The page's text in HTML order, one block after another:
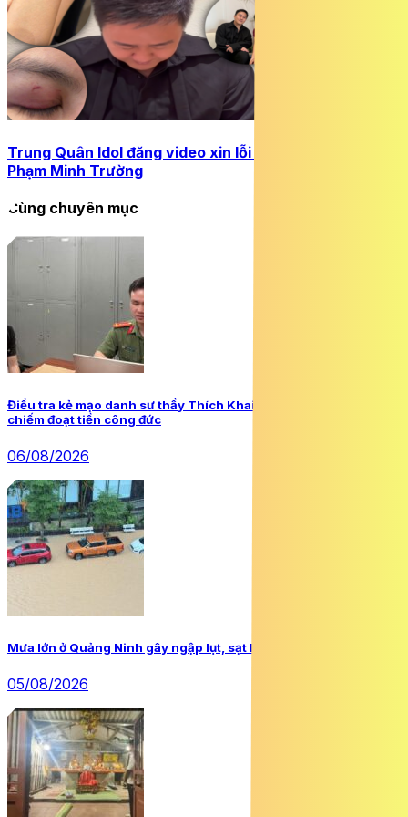
Trung Quân Idol đăng video xin lỗi vợ chồng bác sĩ
Phạm Minh Trường
Cùng chuyên mục
Điều tra kẻ mạo danh sư thầy Thích Khai Quảng để lừa đảo,
chiếm đoạt tiền công đức
06/08/2026
Mưa lớn ở Quảng Ninh gây ngập lụt, sạt lở nhiều nơi
05/08/2026